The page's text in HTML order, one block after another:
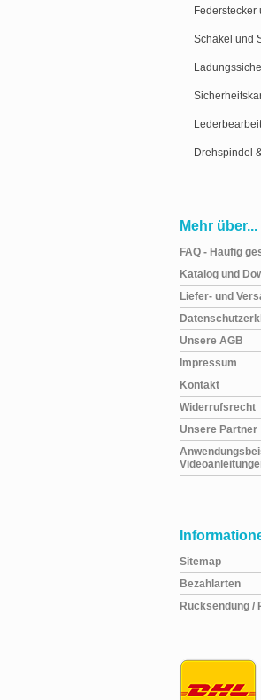
Federstecker
Schäkel und
Drehspindel
Mehr über...
FAQ - Häufig
Katalog und
Liefer- und
Unsere AGB
Impressum
Kontakt
Widerrufsrecht
Unsere Partner
Sitemap
Bezahlarten
Rücksendung /